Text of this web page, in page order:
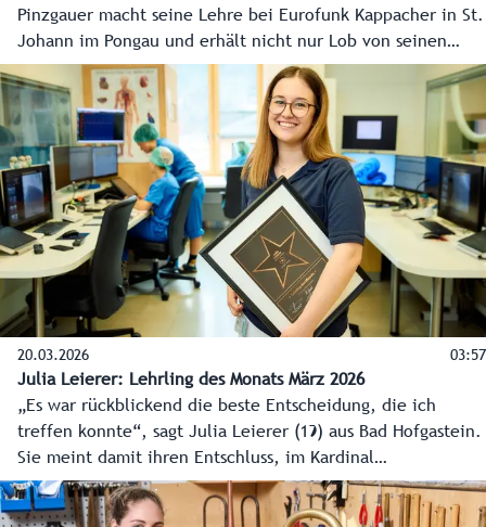
Pinzgauer macht seine Lehre bei Eurofunk Kappacher in St.
Johann im Pongau und erhält nicht nur Lob von seinen
Ausbildern, sondern auch von den Kollegen. Herzliche
Gratulation!
20.03.2026 03:57
Julia Leierer: Lehrling des Monats März 2026
„Es war rückblickend die beste Entscheidung, die ich
treffen konnte“, sagt Julia Leierer (19) aus Bad Hofgastein.
Sie meint damit ihren Entschluss, im Kardinal
Schwarzenberg Klinikum ihre Lehre als
Verwaltungsassistentin abzuschließen. Julia wurde vor